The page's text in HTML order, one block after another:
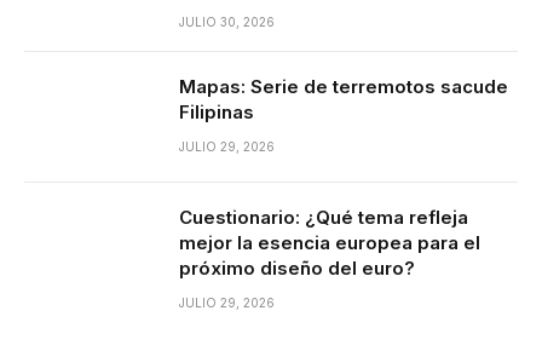
JULIO 30, 2026
Mapas: Serie de terremotos sacude
Filipinas
JULIO 29, 2026
Cuestionario: ¿Qué tema refleja
mejor la esencia europea para el
próximo diseño del euro?
JULIO 29, 2026